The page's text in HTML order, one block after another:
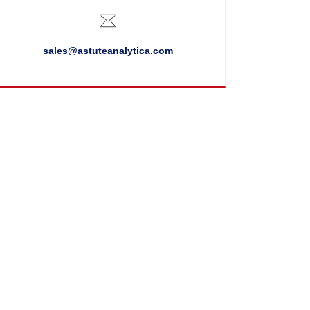
sales@astuteanalytica.com